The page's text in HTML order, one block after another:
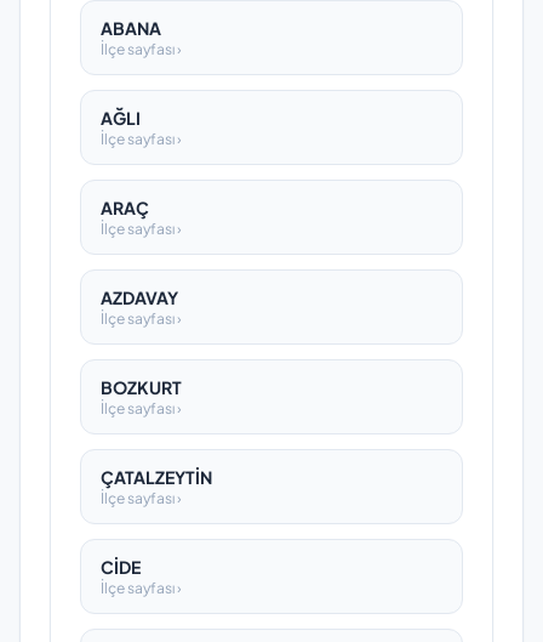
ABANA
İlçe sayfası ›
AĞLI
İlçe sayfası ›
ARAÇ
İlçe sayfası ›
AZDAVAY
İlçe sayfası ›
BOZKURT
İlçe sayfası ›
ÇATALZEYTİN
İlçe sayfası ›
CİDE
İlçe sayfası ›